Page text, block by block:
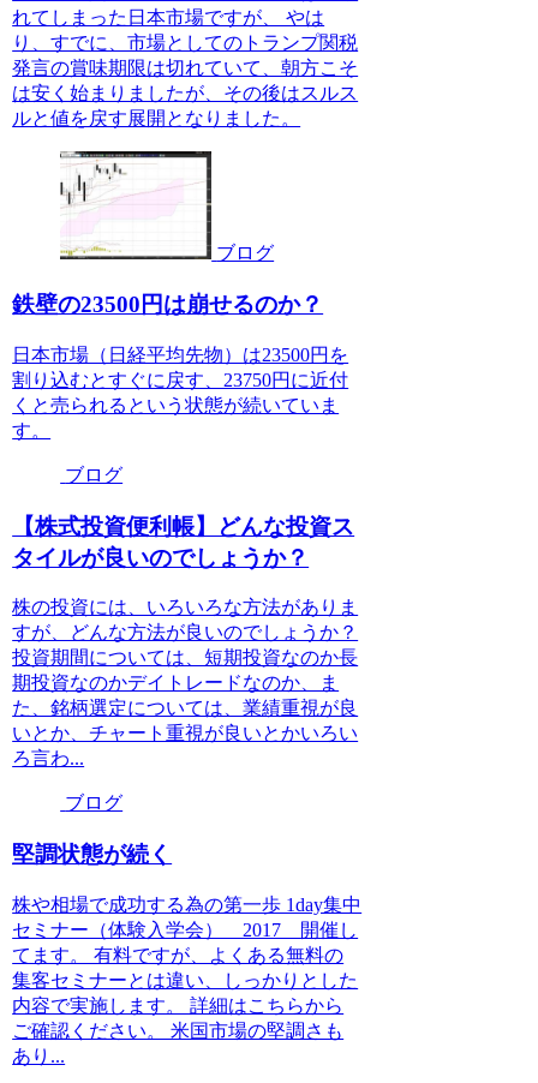
れてしまった日本市場ですが、 やは
り、すでに、市場としてのトランプ関税
発言の賞味期限は切れていて、朝方こそ
は安く始まりましたが、その後はスルス
ルと値を戻す展開となりました。
ブログ
鉄壁の23500円は崩せるのか？
日本市場（日経平均先物）は23500円を
割り込むとすぐに戻す、23750円に近付
くと売られるという状態が続いていま
す。
ブログ
【株式投資便利帳】どんな投資ス
タイルが良いのでしょうか？
株の投資には、いろいろな方法がありま
すが、どんな方法が良いのでしょうか？
投資期間については、短期投資なのか長
期投資なのかデイトレードなのか、ま
た、銘柄選定については、業績重視が良
いとか、チャート重視が良いとかいろい
ろ言わ...
ブログ
堅調状態が続く
株や相場で成功する為の第一歩 1day集中
セミナー（体験入学会） 2017 開催し
てます。 有料ですが、よくある無料の
集客セミナーとは違い、しっかりとした
内容で実施します。 詳細はこちらから
ご確認ください。 米国市場の堅調さも
あり...